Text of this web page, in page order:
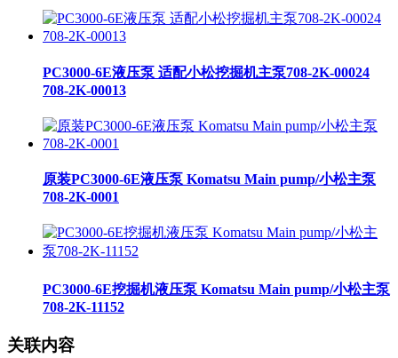
PC3000-6E液压泵 适配小松挖掘机主泵708-2K-00024
708-2K-00013
原装PC3000-6E液压泵 Komatsu Main pump/小松主泵
708-2K-0001
PC3000-6E挖掘机液压泵 Komatsu Main pump/小松主泵
708-2K-11152
关联内容